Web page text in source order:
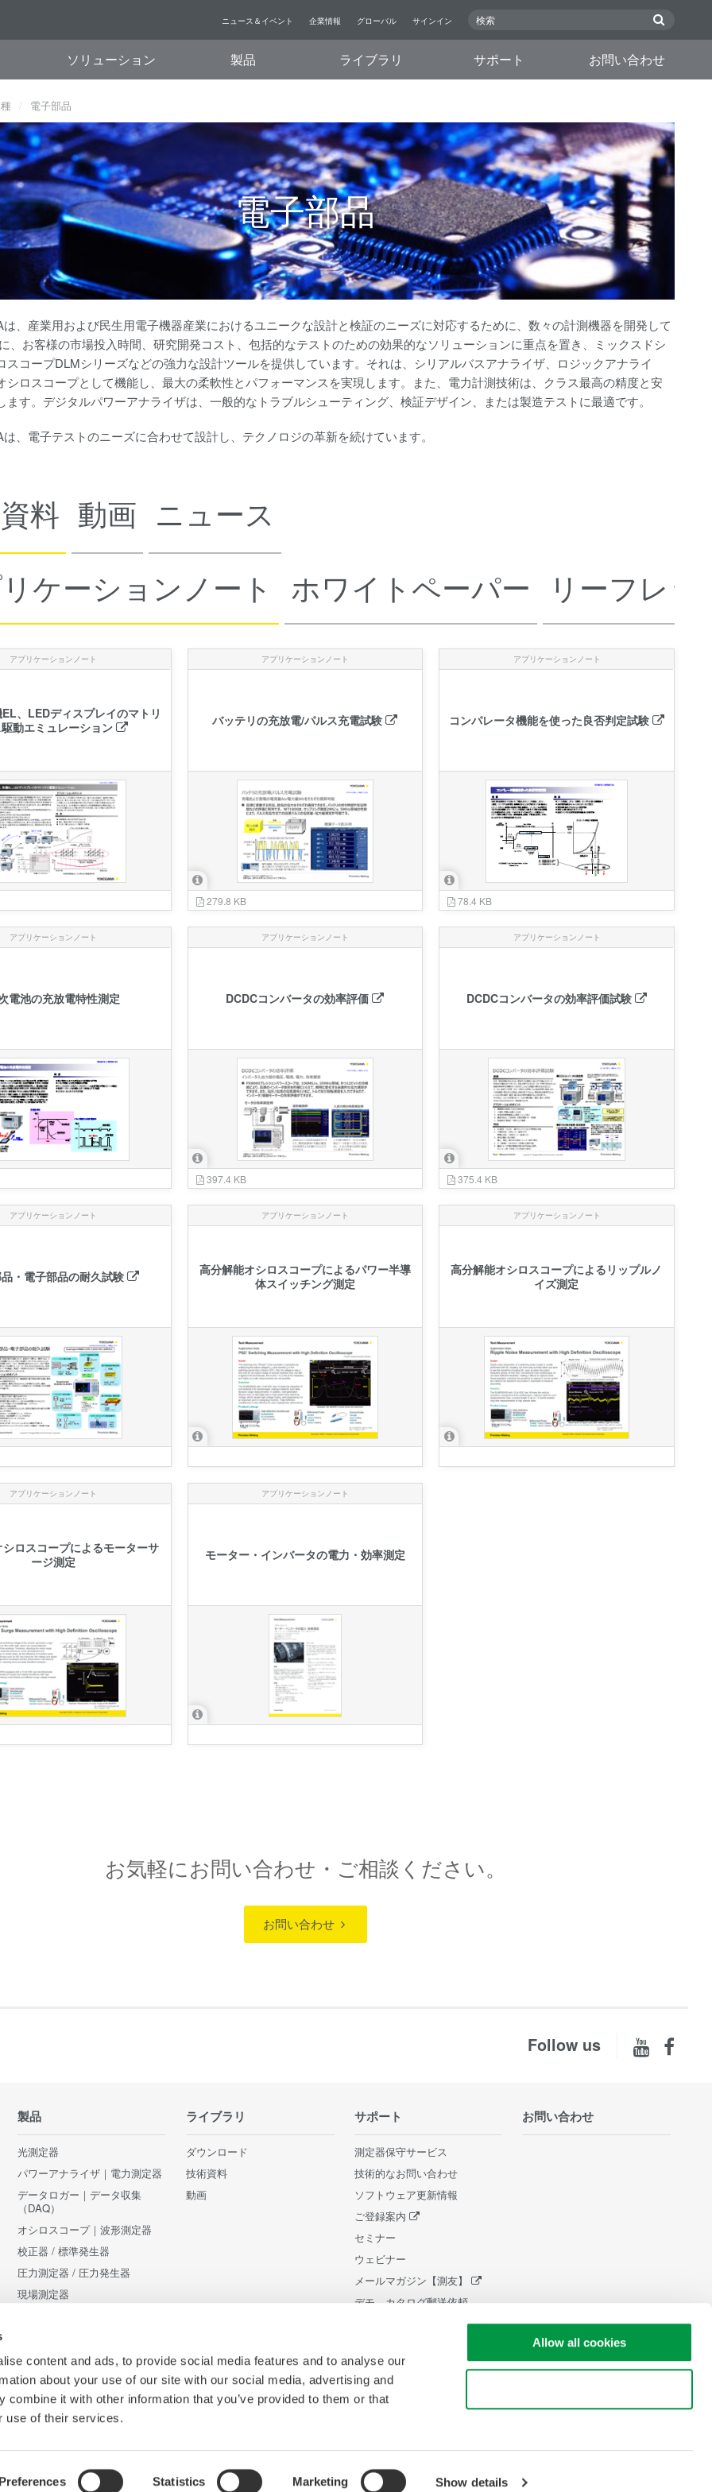
content and ads, to provide social media features and to analyse our
about your use of our site with our social media, advertising and
combine it with other information that you’ve provided to them or that
use of their services.
Statistics Marketing Show details
Allow all cookies
ニュース＆イベント 企業情報 グローバル サインイン
ソリューション 製品 ライブラリ サポート お問い合わせ
電子部品
電子部品
は、産業用および民生用電子機器産業におけるユニークな設計と検証のニーズに対応するために、数々の計測機器を開発して
、お客様の市場投入時間、研究開発コスト、包括的なテストのための効果的なソリューションに重点を置き、ミックスドシ
スコープDLMシリーズなどの強力な設計ツールを提供しています。それは、シリアルバスアナライザ、ロジックアナライ
シロスコープとして機能し、最大の柔軟性とパフォーマンスを実現します。また、電力計測技術は、クラス最高の精度と安
ます。デジタルパワーアナライザは、一般的なトラブルシューティング、検証デザイン、または製造テストに最適です。
は、電子テストのニーズに合わせて設計し、テクノロジの革新を続けています。
料 動画 ニュース
ケーションノート
ホワイトペーパー リーフレッ
アプリケーションノート
、LEDディスプレイのマトリ
動エミュレーション
アプリケーションノート
バッテリの充放電/パルス充電試験
279.8 KB
アプリケーションノート
コンパレータ機能を使った良否判定試験
78.4 KB
アプリケーションノート
電池の充放電特性測定
アプリケーションノート
DCDCコンバータの効率評価
397.4 KB
アプリケーションノート
DCDCコンバータの効率評価試験
375.4 KB
アプリケーションノート
・電子部品の耐久試験
アプリケーションノート
高分解能オシロスコープによるパワー半導
体スイッチング測定
アプリケーションノート
高分解能オシロスコープによるリップルノ
イズ測定
アプリケーションノート
ロスコープによるモーターサ
ージ測定
アプリケーションノート
モーター・インバータの電力・効率測定
お気軽にお問い合わせ・ご相談ください。
お問い合わせ
Follow us
製品
光測定器
パワーアナライザ｜電力測定器
データロガー｜データ収集
（DAQ）
オシロスコープ｜波形測定器
校正器 / 標準発生器
圧力測定器 / 圧力発生器
現場測定器
ライブラリ
ダウンロード
技術資料
動画
サポート
測定器保守サービス
技術的なお問い合わせ
ソフトウェア更新情報
ご登録案内
セミナー
ウェビナー
メールマガジン【測友】
デモ、カタログ郵送依頼
ー
中小企業向け設備 税制証明書発
お問い合わせ
件 サイトマップ Copyright © 2008-2026 Yokogawa Test & Measurement Corporation